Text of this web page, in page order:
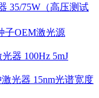
35/75W（高压测试
子OEM激光源
器 100Hz 5mJ
光器 15nm光谱宽度